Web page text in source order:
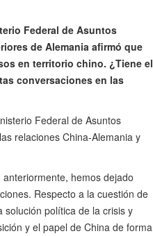
Federal de Asuntos
de Alemania afirmó que
en territorio chino. ¿Tiene el
conversaciones en las
Federal de Asuntos
relaciones China-Alemania y
hemos dejado
Respecto a la cuestión de
solución política de la crisis y
y el papel de China de forma